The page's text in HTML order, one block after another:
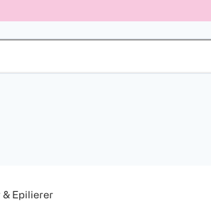
& Epilierer